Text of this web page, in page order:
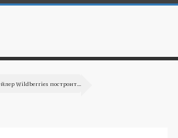
Wildberries построит...